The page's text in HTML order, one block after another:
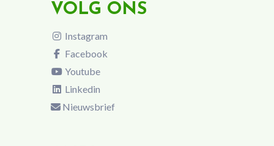
VOLG ONS
Instagram
Facebook
Youtube
Linkedin
Nieuwsbrief